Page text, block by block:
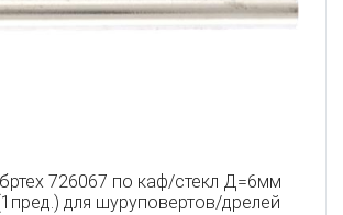
726067 по каф/стекл Д=6мм
для шуруповертов/дрелей